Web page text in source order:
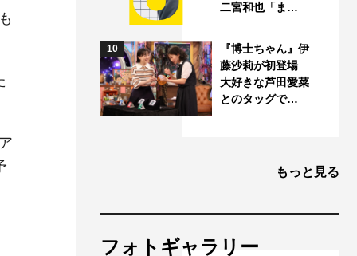
二宮和也「ま…
10
『博士ちゃん』伊
藤沙莉が初登場
大好きな芦田愛菜
とのタッグで…
もっと見る
フォトギャラリー